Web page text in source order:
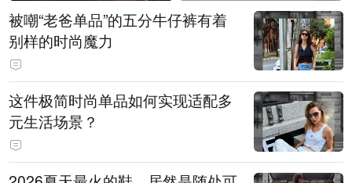
被嘲“老爸单品”的五分牛仔裤有着
别样的时尚魔力
这件极简时尚单品如何实现适配多
元生活场景？